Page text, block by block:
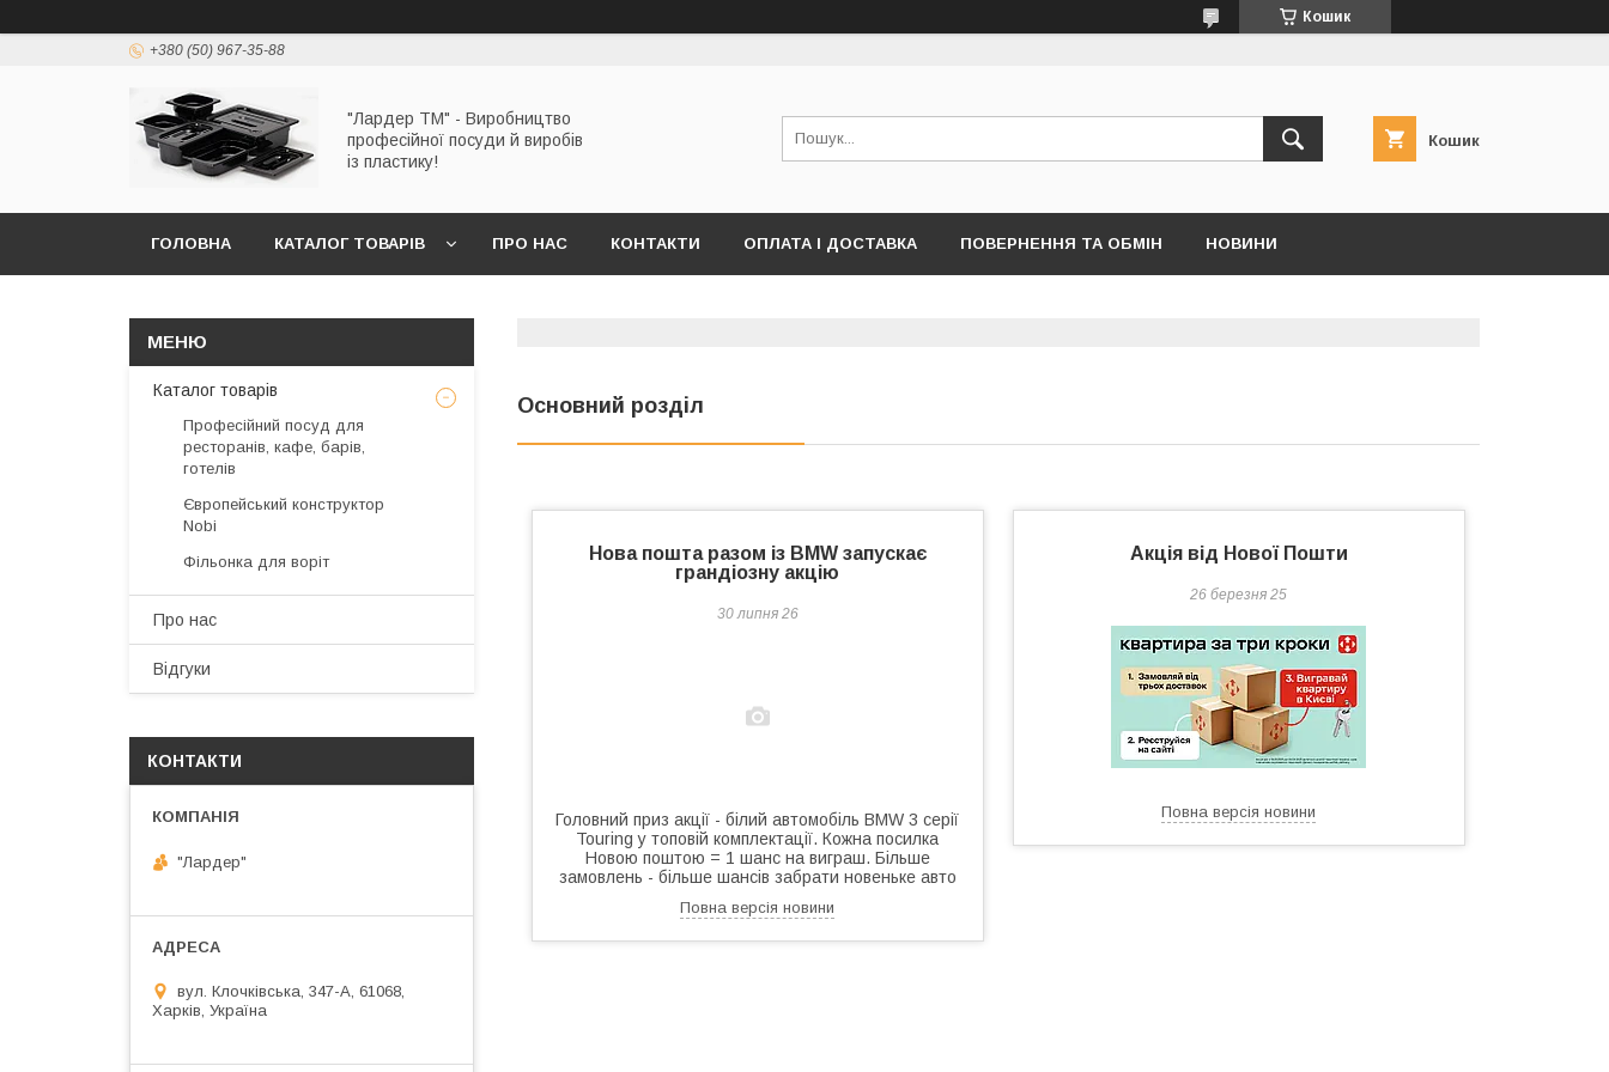
Кошик
+380 (50) 967-35-88
"Лардер TM" - Виробництво
професійної посуди й виробів
із пластику!
Кошик
ГОЛОВНА КАТАЛОГ ТОВАРІВ ПРО НАС КОНТАКТИ ОПЛАТА І ДОСТАВКА ПОВЕРНЕННЯ ТА ОБМІН НОВИНИ
Основний розділ
Нова пошта разом із BMW запускає
грандіозну акцію
30 липня 26
Головний приз акції - білий автомобіль BMW 3 серії
Touring у топовій комплектації. Кожна посилка
Новою поштою = 1 шанс на виграш. Більше
замовлень - більше шансів забрати новеньке авто
Повна версія новини
Акція від Нової Пошти
26 березня 25
Повна версія новини
Каталог товарів
Професійний посуд для
ресторанів, кафе, барів,
готелів
Європейський конструктор
Nobi
Фільонка для воріт
Про нас
Відгуки
КОНТАКТИ
"Лардер"
вул. Клочківська, 347-А, 61068,
Харків, Україна